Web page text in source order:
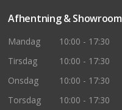
Afhentning & Showroom
Mandag
10:00 - 17:30
Tirsdag
10:00 - 17:30
Onsdag
10:00 - 17:30
Torsdag
10:00 - 17:30